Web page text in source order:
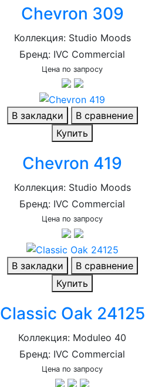
Chevron 309
Коллекция: Studio Moods
Бренд: IVC Commercial
Цена по запросу
В закладки
В сравнение
Купить
Chevron 419
Коллекция: Studio Moods
Бренд: IVC Commercial
Цена по запросу
В закладки
В сравнение
Купить
Classic Oak 24125
Коллекция: Moduleo 40
Бренд: IVC Commercial
Цена по запросу